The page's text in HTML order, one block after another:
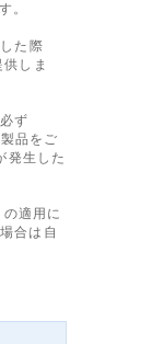
。
た際
しま
ず
品をご
発生した
適用に
合は自